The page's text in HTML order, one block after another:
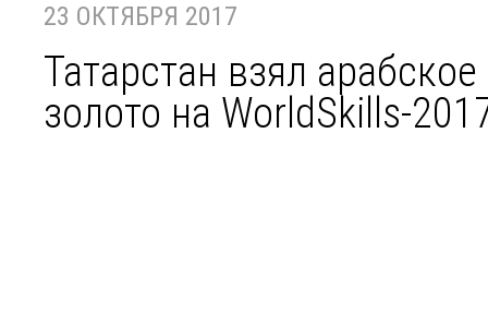
23 ОКТЯБРЯ 2017
Татарстан взял арабское
золото на WorldSkills-